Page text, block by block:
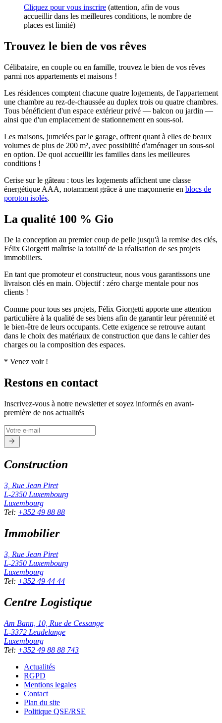
Cliquez pour vous inscrire (attention, afin de vous
accueillir dans les meilleures conditions, le nombre de
places est limité)
Trouvez le bien de vos rêves
Célibataire, en couple ou en famille, trouvez le bien de vos rêves
parmi nos appartements et maisons !
Les résidences comptent chacune quatre logements, de l'appartement
une chambre au rez-de-chaussée au duplex trois ou quatre chambres.
Tous bénéficient d'un espace extérieur privé — balcon ou jardin —
ainsi que d'un emplacement de stationnement en sous-sol.
Les maisons, jumelées par le garage, offrent quant à elles de beaux
volumes de plus de 200 m², avec possibilité d'aménager un sous-sol
en option. De quoi accueillir les familles dans les meilleures
conditions !
Cerise sur le gâteau : tous les logements affichent une classe
énergétique AAA, notamment grâce à une maçonnerie en blocs de
poroton isolés.
La qualité 100 % Gio
De la conception au premier coup de pelle jusqu'à la remise des clés,
Félix Giorgetti maîtrise la totalité de la réalisation de ses projets
immobiliers.
En tant que promoteur et constructeur, nous vous garantissons une
livraison clés en main. Objectif : zéro charge mentale pour nos
clients !
Comme pour tous ses projets, Félix Giorgetti apporte une attention
particulière à la qualité de ses biens afin de garantir leur pérennité et
le bien-être de leurs occupants. Cette exigence se retrouve autant
dans le choix des matériaux de construction que dans le cahier des
charges ou la composition des espaces.
* Venez voir !
Restons en contact
Inscrivez-vous à notre newsletter et soyez informés en avant-
première de nos actualités
Construction
3, Rue Jean Piret
L-2350 Luxembourg
Luxembourg
Tel: +352 49 88 88
Immobilier
3, Rue Jean Piret
L-2350 Luxembourg
Luxembourg
Tel: +352 49 44 44
Centre Logistique
Am Bann, 10, Rue de Cessange
L-3372 Leudelange
Luxembourg
Tel: +352 49 88 88 743
Actualités
RGPD
Mentions legales
Contact
Plan du site
Politique QSE/RSE